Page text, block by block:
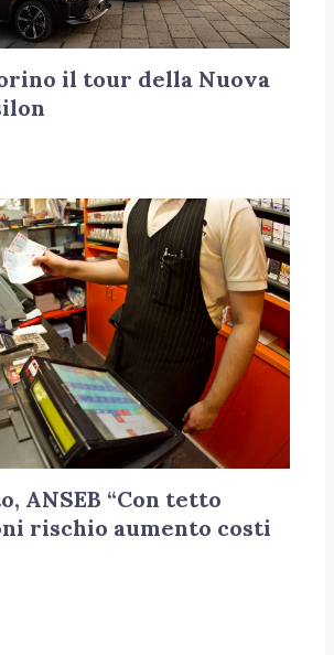
il tour della Nuova
ANSEB “Con tetto
rischio aumento costi